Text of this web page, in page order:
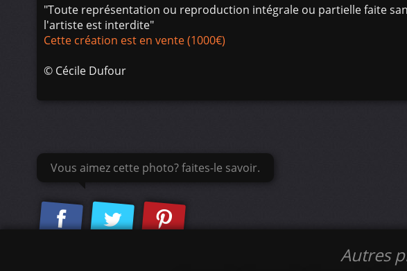
"Toute représentation ou reproduction intégrale ou partielle faite
l'artiste est interdite"
Cette création est en vente (1000€)
© Cécile Dufour
Vous aimez cette photo? faites-le savoir.
Autres